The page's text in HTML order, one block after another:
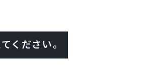
ください。